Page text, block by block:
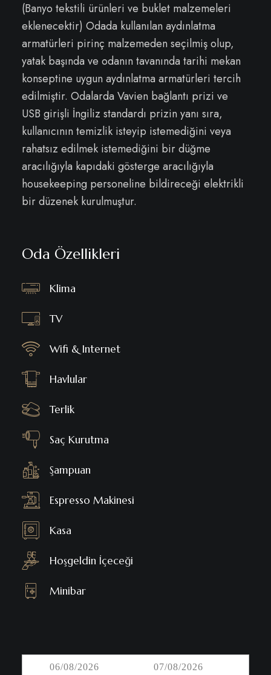
(Banyo tekstili ürünleri ve buklet malzemeleri
eklenecektir) Odada kullanılan aydınlatma
armatürleri pirinç malzemeden seçilmiş olup,
yatak başında ve odanın tavanında tarihi mekan
konseptine uygun aydınlatma armatürleri tercih
edilmiştir. Odalarda Vavien bağlantı prizi ve
USB girişli İngiliz standardı prizin yanı sıra,
kullanıcının temizlik isteyip istemediğini veya
rahatsız edilmek istemediğini bir düğme
aracılığıyla kapıdaki gösterge aracılığıyla
housekeeping personeline bildireceği elektrikli
bir düzenek kurulmuştur.
Oda Özellikleri
Klima
TV
Wifi & Internet
Havlular
Terlik
Saç Kurutma
Şampuan
Espresso Makinesi
Kasa
Hoşgeldin İçeceği
Minibar